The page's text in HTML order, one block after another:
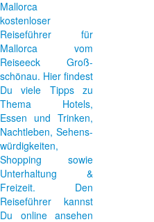
kostenloser
Reiseführer für
Mallorca vom
Reiseeck Groß-
schönau. Hier findest
Du viele Tipps zu
Thema Hotels,
Essen und Trinken,
Nachtleben, Sehens-
würdigkeiten,
Shopping sowie
Unterhaltung &
Freizeit. Den
Reiseführer kannst
Du online ansehen